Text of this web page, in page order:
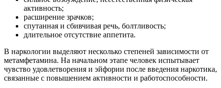
активность;
расширение зрачков;
спутанная и сбивчивая речь, болтливость;
длительное отсутствие аппетита.
В наркологии выделяют несколько степеней зависимости от
метамфетамина. На начальном этапе человек испытывает
чувство удовлетворения и эйфории после введения наркотика,
связанные с повышением активности и работоспособности.